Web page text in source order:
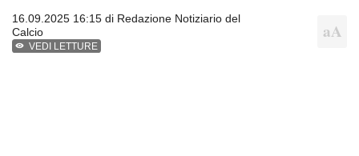
16.09.2025 16:15 di Redazione Notiziario del
Calcio
VEDI LETTURE